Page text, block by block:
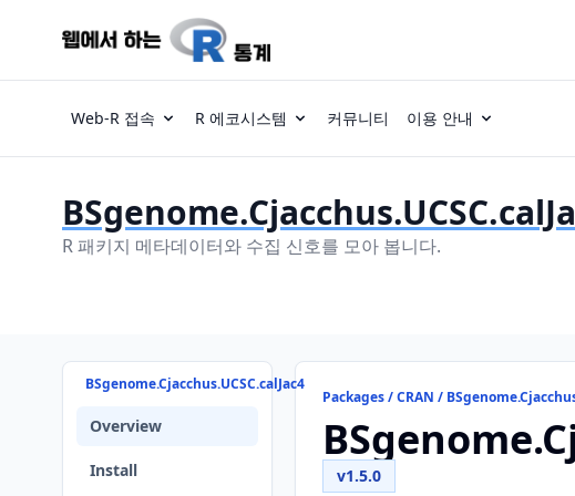
Web-R 접속 R 에코시스템 커뮤니티 이용 안내
R 패키지 메타데이터와 수집 신호를 모아 봅니다.
BSgenome.Cjacchus.UCSC.calJac4
Overview
Install
Packages / CRAN /
v1.5.0